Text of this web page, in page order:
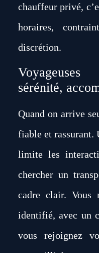
chauffeur privé,
horaires,
discrétion.
sérénité,
Quand on arrive
fiable et rassurant.
limite les
chercher un
cadre clair. Vous
identifié, avec un
vous rejoignez